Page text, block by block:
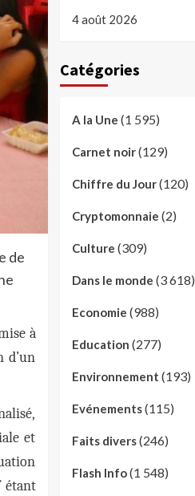
de
à
d’un
et
étant
4 août 2026
Catégories
A la Une (1 595)
Carnet noir(129)
Chiffre du Jour(120)
Cryptomonnaie (2)
Culture (309)
Dans le monde (3 618)
Economie (988)
Education (277)
Environnement (193)
Evénements(115)
Faits divers(246)
Flash Info(1 548)